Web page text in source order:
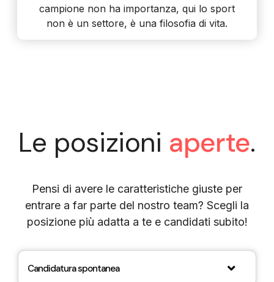
campione non ha importanza, qui lo sport
non è un settore, è una filosofia di vita.
Le posizioni aperte.
Pensi di avere le caratteristiche giuste per
entrare a far parte del nostro team? Scegli la
posizione più adatta a te e candidati subito!
Candidatura spontanea